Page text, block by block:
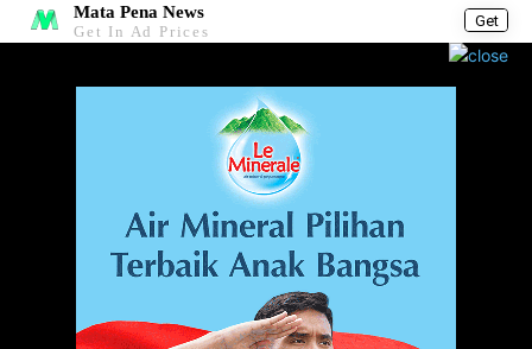
Get
Mata Pena News
Get In Ad Prices